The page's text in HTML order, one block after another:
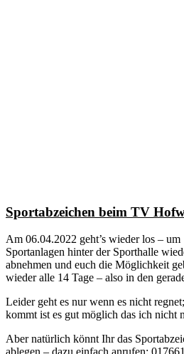
Sportabzeichen beim TV
Am 06.04.2022 geht’s wieder los –
Sportanlagen hinter der Sporthalle
abnehmen und euch die Möglichkeit
wieder alle 14 Tage – also in den
Leider geht es nur wenn es nicht
kommt ist es gut möglich das ich nicht
Aber natürlich könnt Ihr das